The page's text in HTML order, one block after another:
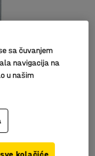
sa čuvanjem
navigacija na
u našim